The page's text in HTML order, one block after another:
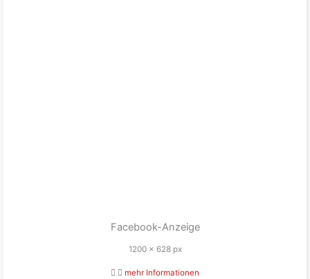
Facebook-Anzeige
1200 x 628 px
mehr Informationen